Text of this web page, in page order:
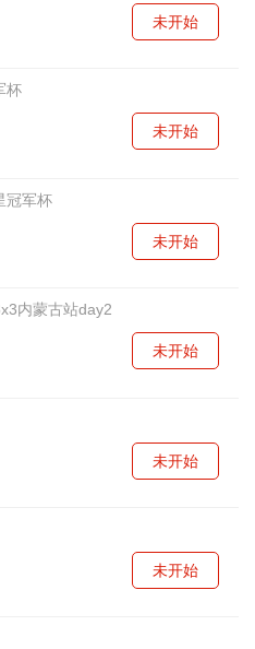
未开始
杯
未开始
冠军杯
未开始
内蒙古站day2
未开始
未开始
未开始